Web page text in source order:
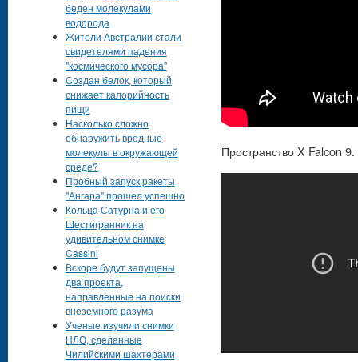
Пространство X Falcon
беден молекулами
водорода
Жители Австралии стали
свидетелями падения
"космического мусора"
Создан белок, который
снижает калорийность
пищи
Насколько сложно
обнаружить вредные
молекулы в окружающей
среде?
Пробный запуск ракеты
"Ангара" прошел успешно
Кольца Сатурна и его
Шестигранник на
удивительном снимке
Cassini
Вскоре будут запущены
два проекта,
направленные на поиски
внеземного разума
Ученые изучили снимки
НЛО, сделанные
Чилийскими шахтерами